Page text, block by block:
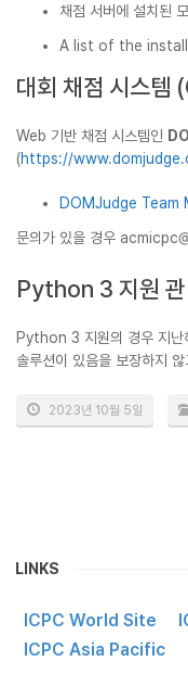
채점 서버에 설치된
A list of the
대회 채점 시스
Web 기반 채점 시스템인
(https://
DOMJudge Team
문의가 있을 경우
Python 3 지원 관
Python 3 지원의 경우 지난
솔루션이 있음을 보장하지
2023년 10월 5일
LINKS
ICPC World Site
ICPC Asia Pacific